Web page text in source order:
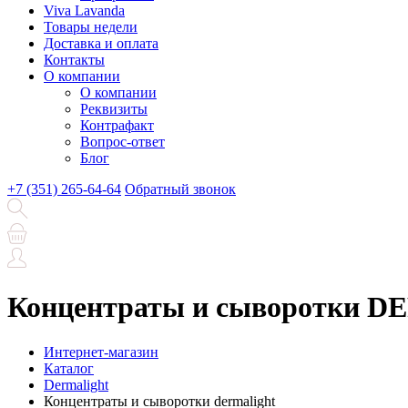
Viva Lavanda
Товары недели
Доставка и оплата
Контакты
О компании
О компании
Реквизиты
Контрафакт
Вопрос-ответ
Блог
+7 (351) 265-64-64 Обратный звонок
Концентраты и сыворотки
Интернет-магазин
Каталог
Dermalight
Концентраты и сыворотки dermalight